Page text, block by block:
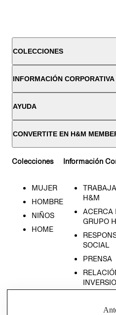
COLECCIONES
INFORMACIÓN CORPORATIVA
AYUDA
CONVERTITE EN H&M
Colecciones
MUJER
HOMBRE
NIÑOS
HOME
Información
H&M
ACERCA
GRUPO
SOCIAL
PRENSA